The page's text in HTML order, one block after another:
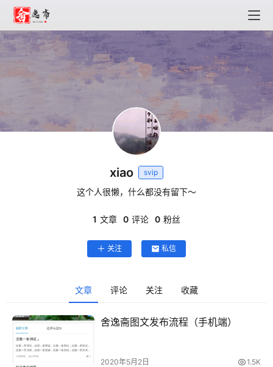
xiao svip
这个人很懒，什么都没有留下～
1 文章 0 评论 0 粉丝
关注 私信
文章 评论 关注 收藏
舍逸斋图文发布流程（手机端）
2020年5月2日 1.5K